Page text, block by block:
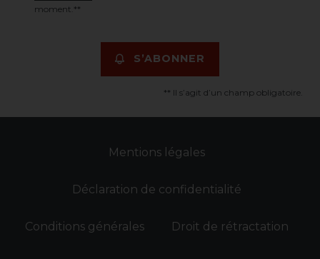
moment.**
S’ABONNER
** Il s’agit d’un champ obligatoire.
Mentions légales
Déclaration de confidentialité
Conditions générales Droit de rétractation